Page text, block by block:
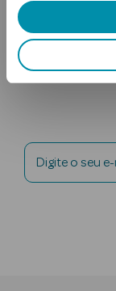
Ver Tudo
Solares
Digite o seu